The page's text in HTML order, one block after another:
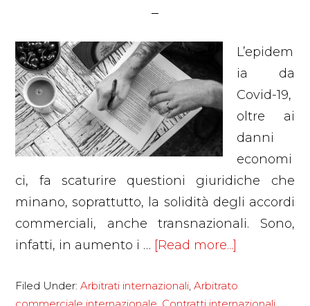
L’epidem
ia da
Covid-19,
oltre ai
danni
economi
ci, fa scaturire questioni giuridiche che
minano, soprattutto, la solidità degli accordi
commerciali, anche transnazionali. Sono,
infatti, in aumento i … [Read more...]
19
Filed Under:Arbitrati internazionali,Arbitrato